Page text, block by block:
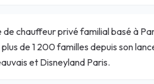
chauffeur privé familial basé à
de 1 200 familles depuis son
et Disneyland Paris.